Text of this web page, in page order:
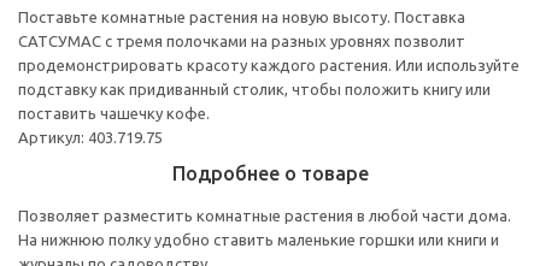
Поставьте комнатные растения на новую высоту. Поставка
САТСУМАС с тремя полочками на разных уровнях позволит
продемонстрировать красоту каждого растения. Или используйте
подставку как придиванный столик, чтобы положить книгу или
поставить чашечку кофе.
Артикул: 403.719.75
Подробнее о товаре
Позволяет разместить комнатные растения в любой части дома.
На нижнюю полку удобно ставить маленькие горшки или книги и